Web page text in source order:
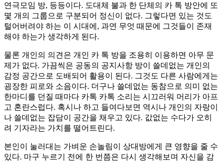
연극모임 방, 등등이다. 도대체 불과 한 단체의 카 톡 방안에 또
몇 개의 그룹으로 구분되어 정신이 없다. 그렇다면 있는 것도
털어버려야 하는 이 시대에, 과연 무엇 때문에 그것들이 존재
해야 하는가 생각하게 된다.
물론 개인의 의견은 개인 카 톡 방을 조용히 이용하면 아무 문
제가 없다. 가끔씩은 공동의 공지사항 방이 쓸데없는 개인의
감정 공간으로 도배되어 활용이 된다. 그것도 다른 사람에게는
굉장한 피로와 소음이다. 더구나 쓸데없는 동참으로 의미 없는
한마디를 던질 때마다 카톡 카톡 소리는 시끄러워 머리가 아프
고 혼란스럽다. 혹시나 하고 들여다보면 역시나 개인의 자랑이
나 쓸데없는 잡담이 공간을 채우고 있다. 값없는 수다가 오히
려 기자라는 가치를 떨어트린다.
본인이 눌러대는 가벼운 손놀림이 상대방에게 큰 영향을 줄 수
있다. 마구 누르기 전에 한 번쯤은 다시 생각해보며 자신을 감